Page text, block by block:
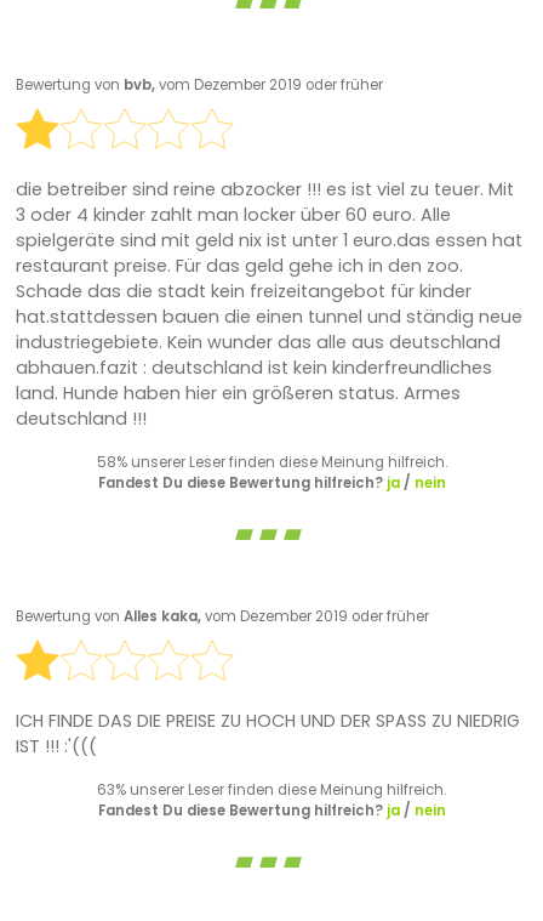
Bewertung von bvb,vom Dezember 2019 oder früher
die betreiber sind reine abzocker !!! es ist viel zu teuer. Mit
3 oder 4 kinder zahlt man locker über 60 euro. Alle
spielgeräte sind mit geld nix ist unter 1 euro.das essen hat
restaurant preise. Für das geld gehe ich in den zoo.
Schade das die stadt kein freizeitangebot für kinder
hat.stattdessen bauen die einen tunnel und ständig neue
industriegebiete. Kein wunder das alle aus deutschland
abhauen.fazit : deutschland ist kein kinderfreundliches
land. Hunde haben hier ein größeren status. Armes
deutschland !!!
58% unserer Leser finden diese Meinung hilfreich.
Fandest Du diese Bewertung hilfreich? ja/ nein
Bewertung von Alles kaka,vom Dezember 2019 oder früher
ICH FINDE DAS DIE PREISE ZU HOCH UND DER SPASS ZU NIEDRIG
IST !!! :'(((
63% unserer Leser finden diese Meinung hilfreich.
Fandest Du diese Bewertung hilfreich? ja/ nein